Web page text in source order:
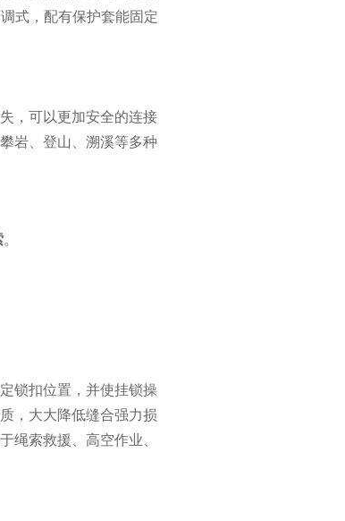
式，配有保护套能固定
，可以更加安全的连接
岩、登山、溯溪等多种
。
锁扣位置，并使挂锁操
，大大降低缝合强力损
绳索救援、高空作业、